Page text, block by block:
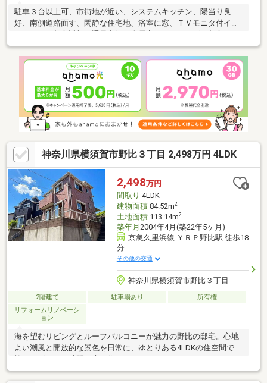
駐車３台以上可、市街地が近い、システムキッチン、陽当り良
好、南側道路面す、閑静な住宅地、浴室に窓、ＴＶモニタ付イン
ス、開発分譲地内
神奈川県横須賀市野比３丁目 2,498万円 4LDK
2,498万円
間取り 4LDK
建物面積84.52m2
土地面積113.14m2
築年月 2004年4月(築22年5ヶ月)
京急久里浜線 ＹＲＰ野比駅 徒歩18
分
その他の交通
神奈川県横須賀市野比３丁目
2階建て 駐車場あり
所有権
リフォームリノベーシ
ョン
海を望むリビングとルーフバルコニーが魅力の野比の邸宅。心地
よい潮風と開放的な景色を日常に、ゆとりある4LDKの住空間で家